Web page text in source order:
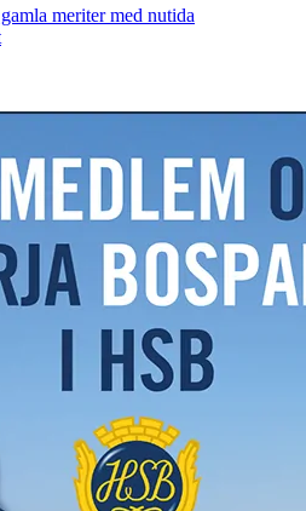
meriter med nutida